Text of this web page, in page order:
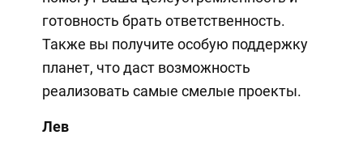
готовность брать ответственность.
Также вы получите особую поддержку
планет, что даст возможность
реализовать самые смелые проекты.
Лев